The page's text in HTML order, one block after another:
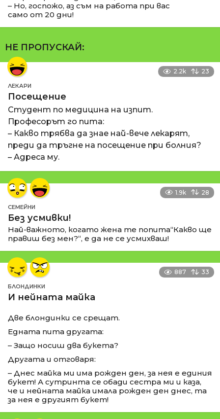
– Но, госпожо, аз съм на работа при вас
само от 20 дни!
НЕ ПРОПУСКАЙ:
2.2k 23
ЛЕКАРИ
Посещение
Студент по медицина на изпит.
Професорът го пита:
– Какво трябва да знае най-вече лекарят,
преди да тръгне на посещение при болния?
– Адреса му.
1.9k 28
СЕМЕЙНИ
Без усмивки!
Най-важното, когато жена те попита“Какво ще
правиш без мен?“, е да не се усмихваш!
887 33
БЛОНДИНКИ
И нейната майка
Две блондинки се срещат.
Едната пита другата:
– Защо носиш два букета?
Другата и отговаря:
– Днес майка ми има рожден ден, за нея е единия
букет! А сутринта се обади сестра ми и каза,
че и нейната майка имала рожден ден днес, та
за нея е другият букет!